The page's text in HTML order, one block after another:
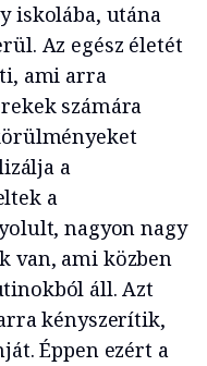
iskolába, utána
Az egész életét
ami arra
számára
a
a
nagyon nagy
van, ami közben
áll. Azt
kényszerítik,
Éppen ezért a